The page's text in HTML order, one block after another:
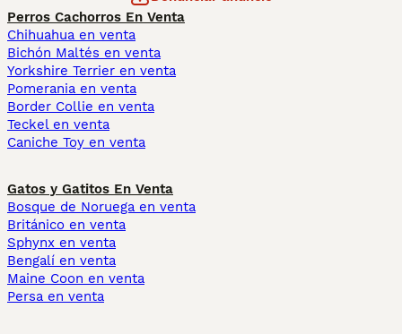
Perros Cachorros En Venta
Chihuahua en venta
Bichón Maltés en venta
Yorkshire Terrier en venta
Pomerania en venta
Border Collie en venta
Teckel en venta
Caniche Toy en venta
Gatos y Gatitos En Venta
Bosque de Noruega en venta
Británico en venta
Sphynx en venta
Bengalí en venta
Maine Coon en venta
Persa en venta